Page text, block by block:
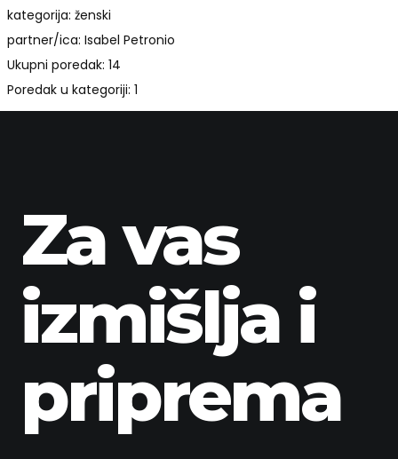
kategorija: ženski
partner/ica: Isabel Petronio
Ukupni poredak: 14
Poredak u kategoriji: 1
Za vas
izmišlja i
priprema